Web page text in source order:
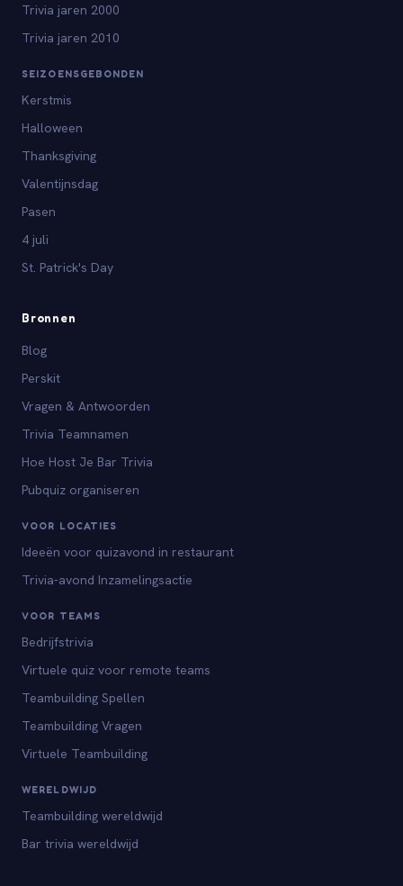
Trivia jaren 2000
Trivia jaren 2010
SEIZOENSGEBONDEN
Kerstmis
Halloween
Thanksgiving
Valentijnsdag
Pasen
4 juli
St. Patrick's Day
Bronnen
Blog
Perskit
Vragen & Antwoorden
Trivia Teamnamen
Hoe Host Je Bar Trivia
Pubquiz organiseren
VOOR LOCATIES
Ideeën voor quizavond in restaurant
Trivia-avond Inzamelingsactie
VOOR TEAMS
Bedrijfstrivia
Virtuele quiz voor remote teams
Teambuilding Spellen
Teambuilding Vragen
Virtuele Teambuilding
WERELDWIJD
Teambuilding wereldwijd
Bar trivia wereldwijd